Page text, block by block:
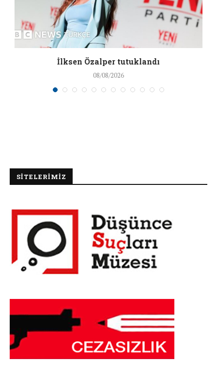
İlksen Özalper tutuklandı
08/08/2026
SİTELERİMİZ